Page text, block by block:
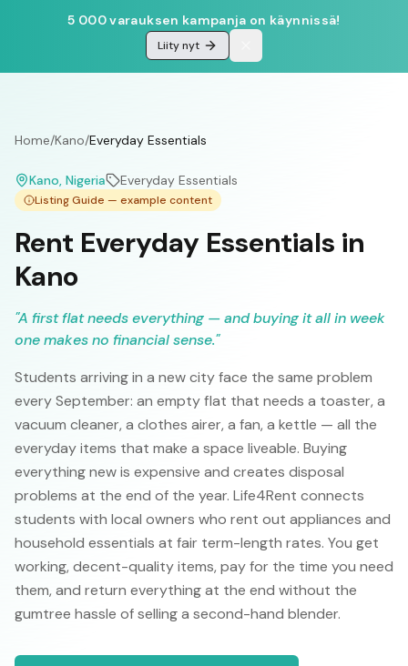
5 000 varauksen kampanja on käynnissä!
Liity nyt
Home/Kano/Everyday Essentials
Kano, Nigeria Everyday Essentials
Listing Guide — example content
Rent Everyday Essentials in
Kano
"A first flat needs everything — and buying it all in week
one makes no financial sense."
Students arriving in a new city face the same problem
every September: an empty flat that needs a toaster, a
vacuum cleaner, a clothes airer, a fan, a kettle — all the
everyday items that make a space liveable. Buying
everything new is expensive and creates disposal
problems at the end of the year. Life4Rent connects
students with local owners who rent out appliances and
household essentials at fair term-length rates. You get
working, decent-quality items, pay for the time you need
them, and return everything at the end without the
gumtree hassle of selling a second-hand blender.